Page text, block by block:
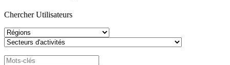
Chercher Utilisateurs